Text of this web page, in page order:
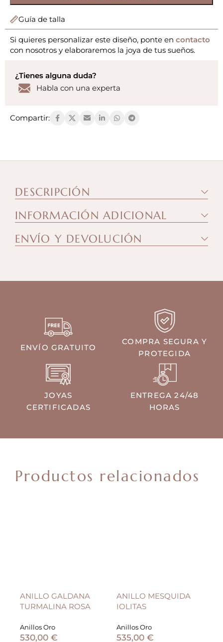
Guía de talla
Si quieres personalizar este diseño, ponte en contacto
con nosotros y elaboraremos la joya de tus sueños.
¿Tienes alguna duda?
Habla con una experta
Compartir:
DESCRIPCIÓN
INFORMACIÓN ADICIONAL
ENVÍO Y DEVOLUCIÓN
ENVÍO GRATUITO
COMPRA SEGURA Y
PROTEGIDA
JOYAS
CERTIFICADAS
ENTREGA 24/48
HORAS
Productos relacionados
ANILLO GALDANA
TURMALINA ROSA
Anillos Oro
530,00 €
ANILLO MESQUIDA
IOLITAS
Anillos Oro
535,00 €